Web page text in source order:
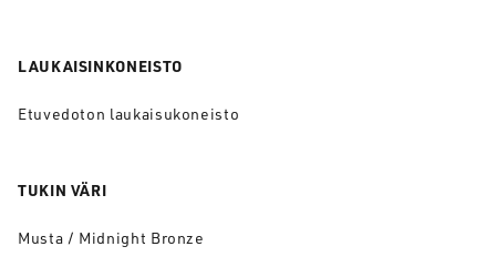
LAUKAISINKONEISTO
Etuvedoton laukaisukoneisto
TUKIN VÄRI
Musta / Midnight Bronze